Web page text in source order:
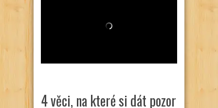
4 věci, na které si dát pozor